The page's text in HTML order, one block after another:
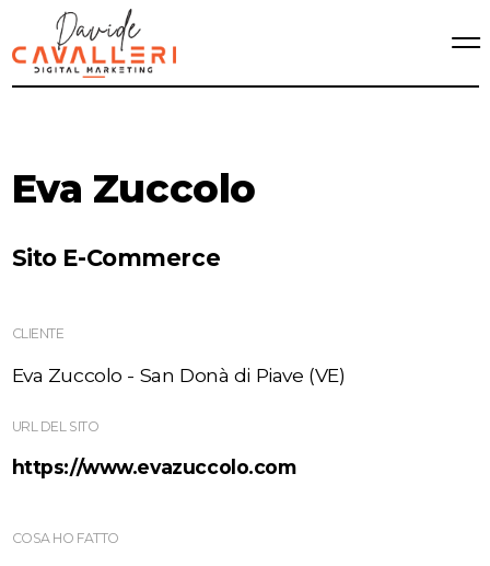
Eva Zuccolo
Sito E-Commerce
CLIENTE
Eva Zuccolo - San Donà di Piave (VE)
URL DEL SITO
https://www.evazuccolo.com
COSA HO FATTO